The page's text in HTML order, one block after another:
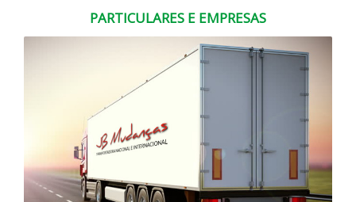
PARTICULARES E EMPRESAS